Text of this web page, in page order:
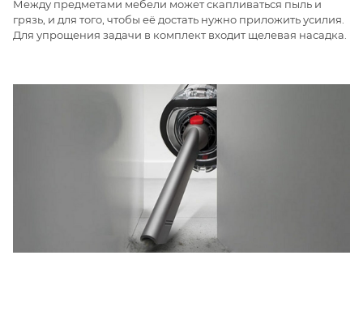
Между предметами мебели может скапливаться пыль и
грязь, и для того, чтобы её достать нужно приложить усилия.
Для упрощения задачи в комплект входит щелевая насадка.